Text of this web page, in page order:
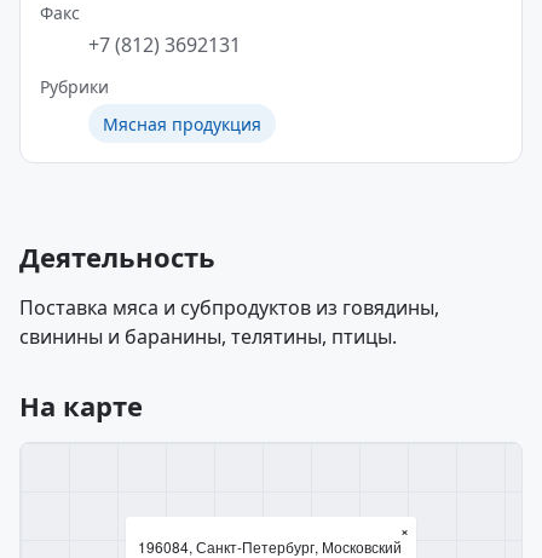
Факс
+7 (812) 3692131
Рубрики
Мясная продукция
Деятельность
Поставка мяса и субпродуктов из говядины,
свинины и баранины, телятины, птицы.
На карте
196084, Санкт-Петербург, Московский
×